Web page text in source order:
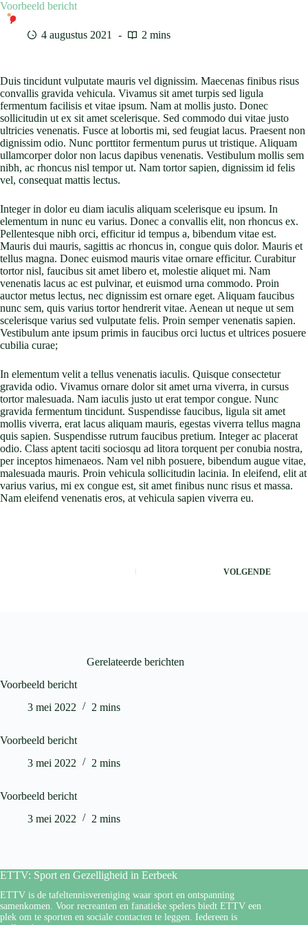
Ga
naar
inhoud
Voorbeeld bericht
4 augustus 2021 2 mins
Duis tincidunt vulputate mauris vel dignissim. Maecenas finibus risus
convallis gravida vehicula. Vivamus sit amet turpis sed ligula
fermentum facilisis et vitae ipsum. Nam at mollis justo. Donec
sollicitudin ut ex sit amet scelerisque. Sed commodo dui vitae justo
ultricies venenatis. Fusce at lobortis mi, sed feugiat lacus. Praesent non
dignissim odio. Nunc porttitor fermentum purus ut tristique. Aliquam
ullamcorper dolor non lacus dapibus venenatis. Vestibulum mollis sem
nibh, ac rhoncus nisl tempor ut. Nam tortor sapien, dignissim id felis
vel, consequat mattis lectus.
Integer in dolor eu diam iaculis aliquam scelerisque eu ipsum. In
elementum in nunc eu varius. Donec a convallis elit, non rhoncus ex.
Pellentesque nibh orci, efficitur id tempus a, bibendum vitae est.
Mauris dui mauris, sagittis ac rhoncus in, congue quis dolor. Mauris et
tellus magna. Donec euismod mauris vitae ornare efficitur. Curabitur
tortor nisl, faucibus sit amet libero et, molestie aliquet mi. Nam
venenatis lacus ac est pulvinar, et euismod urna commodo. Proin
auctor metus lectus, nec dignissim est ornare eget. Aliquam faucibus
nunc sem, quis varius tortor hendrerit vitae. Aenean ut neque ut sem
scelerisque varius sed vulputate felis. Proin semper venenatis sapien.
Vestibulum ante ipsum primis in faucibus orci luctus et ultrices posuere
cubilia curae;
In elementum velit a tellus venenatis iaculis. Quisque consectetur
gravida odio. Vivamus ornare dolor sit amet urna viverra, in cursus
tortor malesuada. Nam iaculis justo ut erat tempor congue. Nunc
gravida fermentum tincidunt. Suspendisse faucibus, ligula sit amet
mollis viverra, erat lacus aliquam mauris, egestas viverra tellus magna
quis sapien. Suspendisse rutrum faucibus pretium. Integer ac placerat
odio. Class aptent taciti sociosqu ad litora torquent per conubia nostra,
per inceptos himenaeos. Nam vel nibh posuere, bibendum augue vitae,
malesuada mauris. Proin vehicula sollicitudin lacinia. In eleifend, elit at
varius varius, mi ex congue est, sit amet finibus nunc risus et massa.
Nam eleifend venenatis eros, at vehicula sapien viverra eu.
VOLGENDE
Gerelateerde berichten
Voorbeeld bericht
3 mei 2022
2 mins
Voorbeeld bericht
3 mei 2022
2 mins
Voorbeeld bericht
3 mei 2022
2 mins
ETTV: Sport en Gezelligheid in Eerbeek
ETTV is de tafeltennisvereniging waar sport en ontspanning
samenkomen. Voor recreanten en fanatieke spelers biedt ETTV een
plek om te sporten en sociale contacten te leggen. Iedereen is